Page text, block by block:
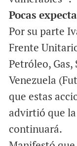
Pocas
Por su parte
Frente
Petróleo, Gas,
Venezuela
que estas
advirtió que la
continuará.